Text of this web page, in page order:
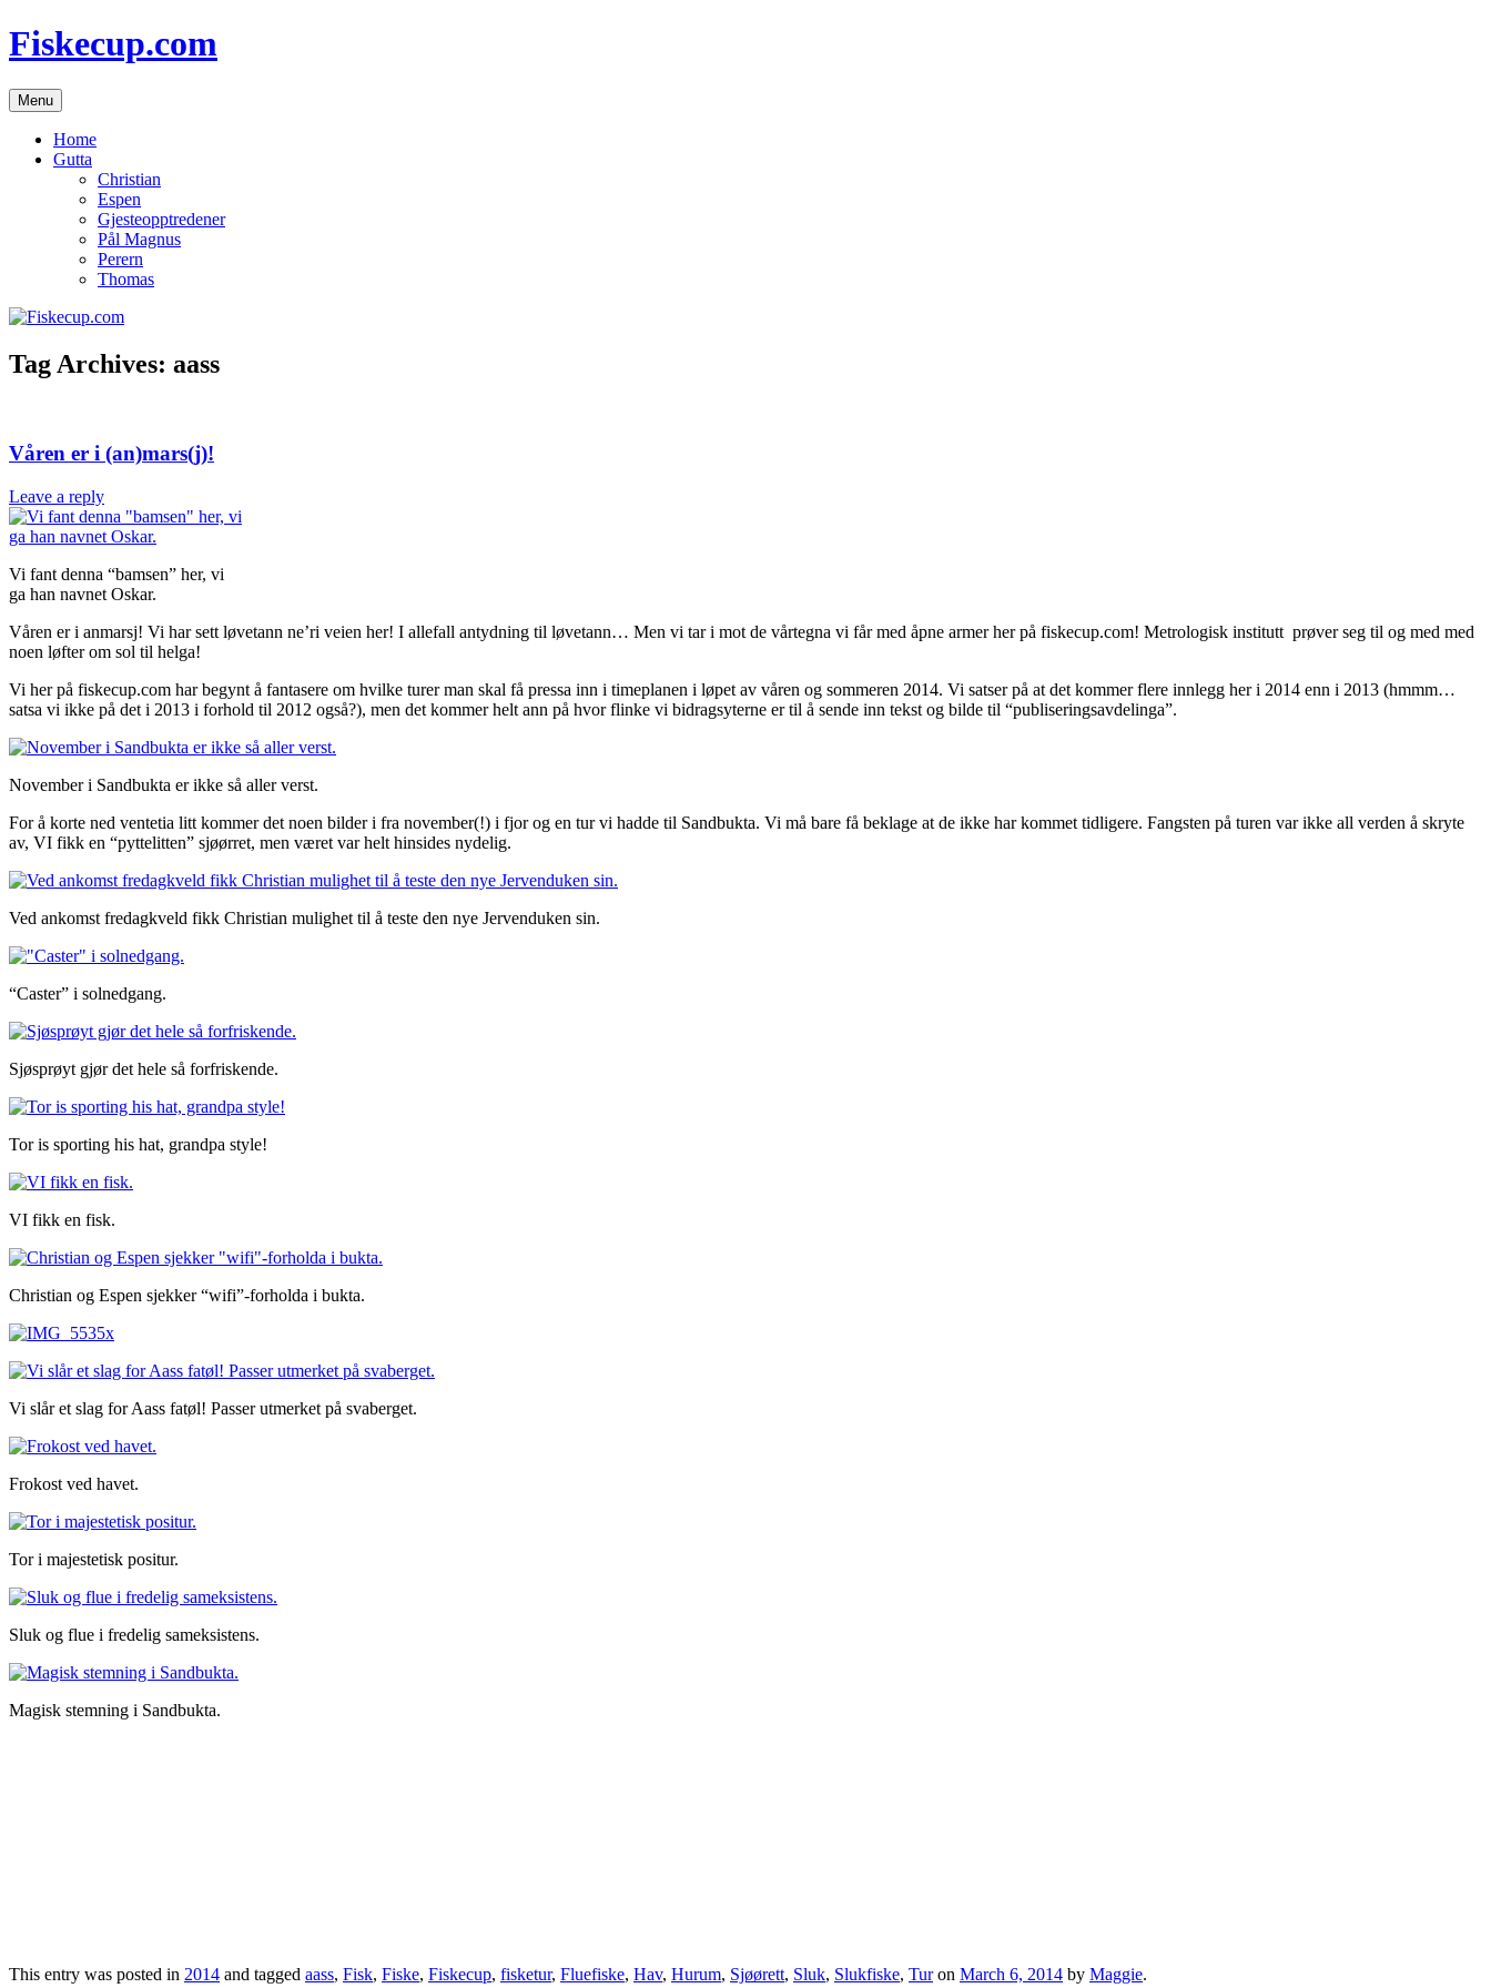
Skip
to
Fiskecup.com
Menu
Home
Gutta
Christian
Espen
Gjesteopptredener
Pål Magnus
Perern
Thomas
Tag Archives: aass
Våren er i (an)mars(j)!
Leave a reply
Vi fant denna “bamsen” her, vi
ga han navnet Oskar.
Våren er i anmarsj! Vi har sett løvetann ne’ri veien her! I allefall antydning til løvetann… Men vi tar i mot de vårtegna vi får med åpne armer her på fiskecup.com! Metrologisk institutt prøver seg til og med med
noen løfter om sol til helga!
Vi her på fiskecup.com har begynt å fantasere om hvilke turer man skal få pressa inn i timeplanen i løpet av våren og sommeren 2014. Vi satser på at det kommer flere innlegg her i 2014 enn i 2013 (hmmm…
satsa vi ikke på det i 2013 i forhold til 2012 også?), men det kommer helt ann på hvor flinke vi bidragsyterne er til å sende inn tekst og bilde til “publiseringsavdelinga”.
November i Sandbukta er ikke så aller verst.
For å korte ned ventetia litt kommer det noen bilder i fra november(!) i fjor og en tur vi hadde til Sandbukta. Vi må bare få beklage at de ikke har kommet tidligere. Fangsten på turen var ikke all verden å skryte
av, VI fikk en “pyttelitten” sjøørret, men været var helt hinsides nydelig.
Ved ankomst fredagkveld fikk Christian mulighet til å teste den nye Jervenduken sin.
“Caster” i solnedgang.
Sjøsprøyt gjør det hele så forfriskende.
Tor is sporting his hat, grandpa style!
VI fikk en fisk.
Christian og Espen sjekker “wifi”-forholda i bukta.
Vi slår et slag for Aass fatøl! Passer utmerket på svaberget.
Frokost ved havet.
Tor i majestetisk positur.
Sluk og flue i fredelig sameksistens.
Magisk stemning i Sandbukta.
This entry was posted in 2014 and tagged aass, Fisk, Fiske, Fiskecup, fisketur, Fluefiske, Hav, Hurum, Sjøørett, Sluk, Slukfiske, Turon March 6, 2014 by Maggie.